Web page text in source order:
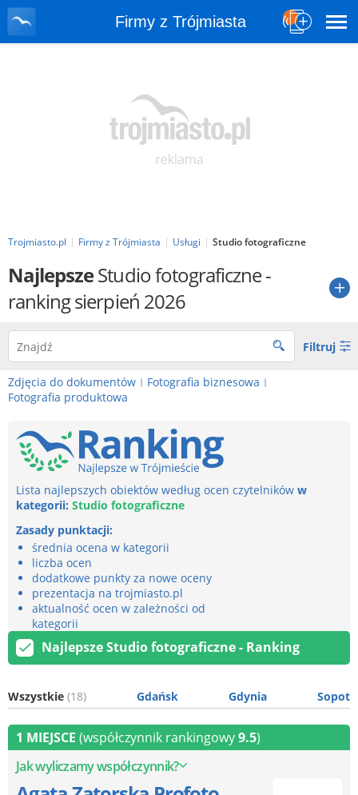
Firmy z Trójmiasta
Trojmiasto.pl Firmy z Trójmiasta Usługi Studio fotograficzne
NajlepszeStudio fotograficzne-
ranking sierpień 2026
Filtruj
Zdjęcia do dokumentów | Fotografia biznesowa |
Fotografia produktowa
Lista najlepszych obiektów według ocen czytelników w
kategorii: Studio fotograficzne
Zasady punktacji:
średnia ocena w kategorii
liczba ocen
dodatkowe punkty za nowe oceny
prezentacja na trojmiasto.pl
aktualność ocen w zależności od
kategorii
Najlepsze Studio fotograficzne - Ranking
Wszystkie (18) Gdańsk Gdynia Sopot
1 MIEJSCE (współczynnik rankingowy9.5)
Jak wyliczamy współczynnik?